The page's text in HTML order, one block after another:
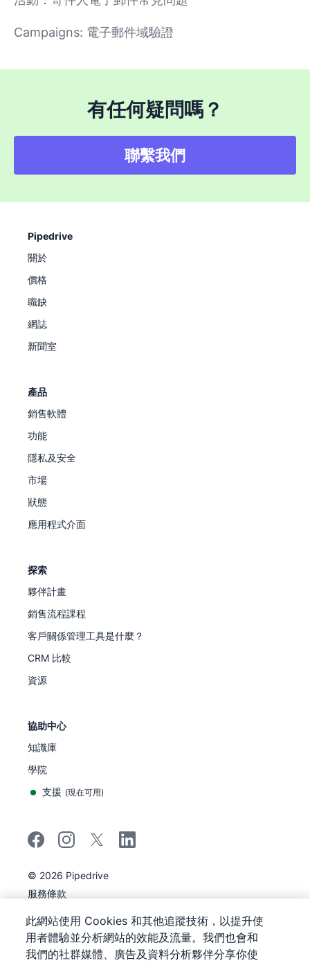
Campaigns: 電子郵件域驗證
有任何疑問嗎？
聯繫我們
Pipedrive
關於
價格
職缺
網誌
新聞室
產品
銷售軟體
功能
隱私及安全
市場
狀態
應用程式介面
探索
夥伴計畫
銷售流程課程
客戶關係管理工具是什麼？
CRM 比較
資源
協助中心
知識庫
學院
支援 (現在可用)
© 2026 Pipedrive
Pipedrive
服務條款
網站地圖
Cookie 通知
Cookie 偏好
此網站使用 Cookies 和其他追蹤技術，以提升使
用者體驗並分析網站的效能及流量。我們也會和
我們的社群媒體、廣告及資料分析夥伴分享你使